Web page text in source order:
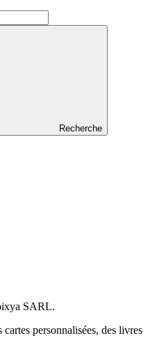
Recherche
SARL.
personnalisées, des livres